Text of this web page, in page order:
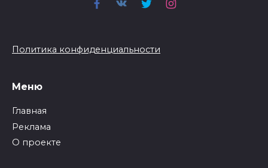
Политика конфиденциальности
Меню
Главная
Реклама
О проекте